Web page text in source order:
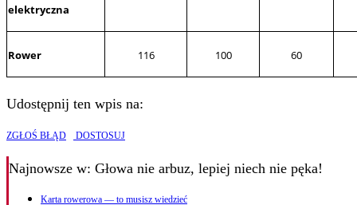
elektryczna
Rower 116 100 60
Udostępnij ten wpis na:
ZGŁOŚ BŁĄD DOSTOSUJ
Najnowsze w: Głowa nie arbuz, lepiej niech nie pęka!
Karta rowerowa — to musisz wiedzieć